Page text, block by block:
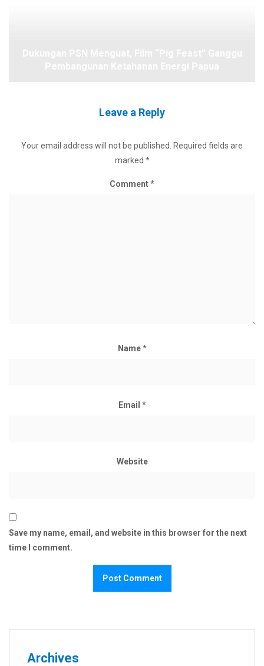
Leave a Reply
Your email address will not be published. Required fields are
marked *
Comment*
Name*
Email *
Website
Save my name, email, and website in this browser for the next
time I comment.
Archives